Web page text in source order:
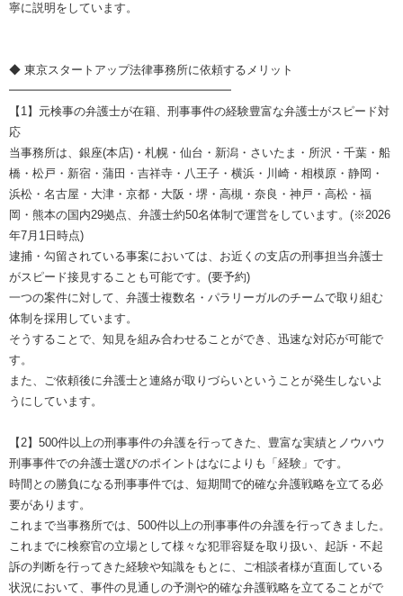
寧に説明をしています。
◆ 東京スタートアップ法律事務所に依頼するメリット
━━━━━━━━━━━━━━━━━━━
【1】元検事の弁護士が在籍、刑事事件の経験豊富な弁護士がスピード対
応
当事務所は、銀座(本店)・札幌・仙台・新潟・さいたま・所沢・千葉・船
橋・松戸・新宿・蒲田・吉祥寺・八王子・横浜・川崎・相模原・静岡・
浜松・名古屋・大津・京都・大阪・堺・高槻・奈良・神戸・高松・福
岡・熊本の国内29拠点、弁護士約50名体制で運営をしています。(※2026
年7月1日時点)
逮捕・勾留されている事案においては、お近くの支店の刑事担当弁護士
がスピード接見することも可能です。(要予約)
一つの案件に対して、弁護士複数名・パラリーガルのチームで取り組む
体制を採用しています。
そうすることで、知見を組み合わせることができ、迅速な対応が可能で
す。
また、ご依頼後に弁護士と連絡が取りづらいということが発生しないよ
うにしています。
【2】500件以上の刑事事件の弁護を行ってきた、豊富な実績とノウハウ
刑事事件での弁護士選びのポイントはなによりも「経験」です。
時間との勝負になる刑事事件では、短期間で的確な弁護戦略を立てる必
要があります。
これまで当事務所では、500件以上の刑事事件の弁護を行ってきました。
これまでに検察官の立場として様々な犯罪容疑を取り扱い、起訴・不起
訴の判断を行ってきた経験や知識をもとに、ご相談者様が直面している
状況において、事件の見通しの予測や的確な弁護戦略を立てることがで